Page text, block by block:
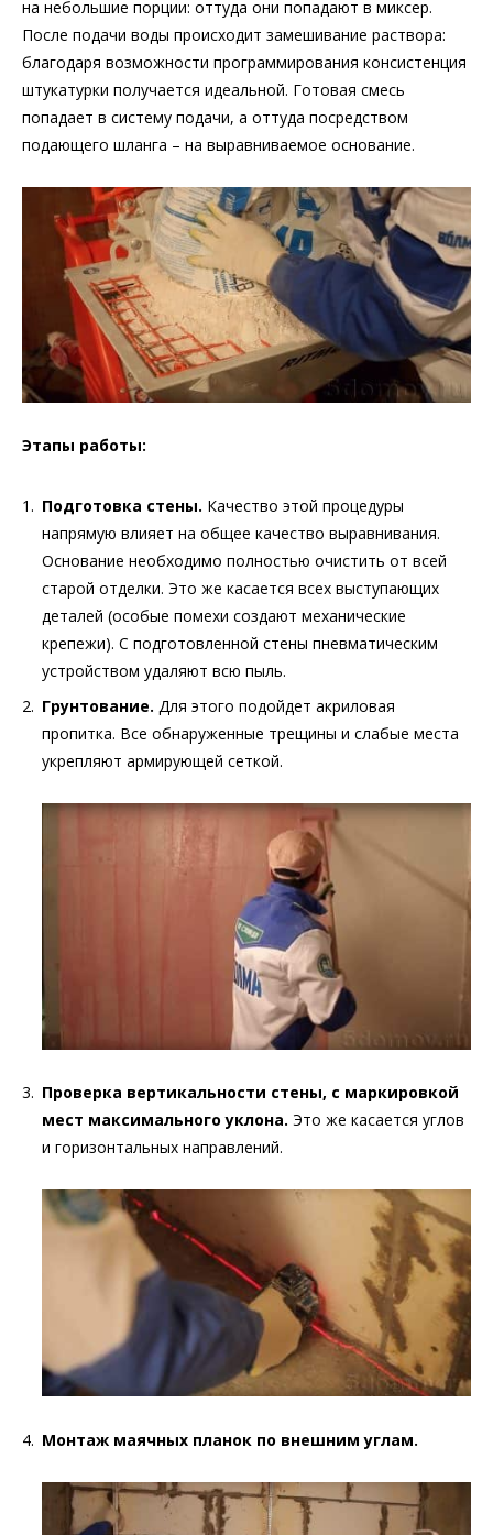
на небольшие порции: оттуда они попадают в миксер.
После подачи воды происходит замешивание раствора:
благодаря возможности программирования консистенция
штукатурки получается идеальной. Готовая смесь
попадает в систему подачи, а оттуда посредством
подающего шланга – на выравниваемое основание.
Этапы работы:
Подготовка стены. Качество этой процедуры
напрямую влияет на общее качество выравнивания.
Основание необходимо полностью очистить от всей
старой отделки. Это же касается всех выступающих
деталей (особые помехи создают механические
крепежи). С подготовленной стены пневматическим
устройством удаляют всю пыль.
Грунтование. Для этого подойдет акриловая
пропитка. Все обнаруженные трещины и слабые места
укрепляют армирующей сеткой.
Проверка вертикальности стены, с маркировкой
мест максимального уклона. Это же касается углов
и горизонтальных направлений.
Монтаж маячных планок по внешним углам.